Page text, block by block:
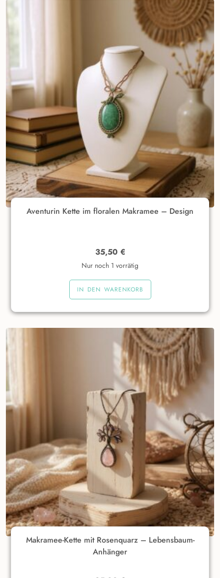
Aventurin Kette im floralen Makramee – Design
35,50 €
Nur noch 1 vorrätig
IN DEN WARENKORB
Makramee-Kette mit Rosenquarz – Lebensbaum-
Anhänger